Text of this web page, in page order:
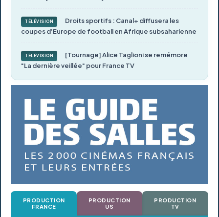
TÉLÉVISION
Droits sportifs : Canal+ diffusera les
coupes d’Europe de football en Afrique subsaharienne
TÉLÉVISION
[Tournage] Alice Taglioni se remémore
"La dernière veillée" pour France TV
PRODUCTION
FRANCE
PRODUCTION
US
PRODUCTION
TV